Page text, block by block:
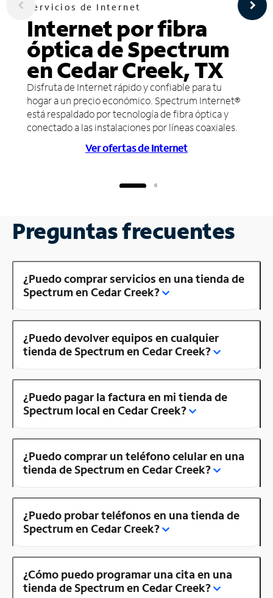
Servicios de Internet
Internet por fibra
óptica de Spectrum
en Cedar Creek, TX
Disfruta de Internet rápido y confiable para tu
hogar a un precio económico. Spectrum Internet®
está respaldado por tecnología de fibra óptica y
conectado a las instalaciones por líneas coaxiales.
Ver ofertas de Internet
Preguntas frecuentes
¿Puedo comprar servicios en una tienda de
Spectrum en Cedar Creek?
¿Puedo devolver equipos en cualquier
tienda de Spectrum en Cedar Creek?
¿Puedo pagar la factura en mi tienda de
Spectrum local en Cedar Creek?
¿Puedo comprar un teléfono celular en una
tienda de Spectrum en Cedar Creek?
¿Puedo probar teléfonos en una tienda de
Spectrum en Cedar Creek?
¿Cómo puedo programar una cita en una
tienda de Spectrum en Cedar Creek?